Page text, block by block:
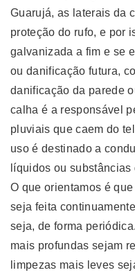
Guarujá, as laterais da
proteção do rufo, e por
galvanizada a fim e se
ou danificação futura,
danificação da parede
calha é a responsável
pluviais que caem do
uso é destinado a
líquidos ou substâncias
O que orientamos é
seja feita
seja, de forma
mais profundas sejam
limpezas mais leves